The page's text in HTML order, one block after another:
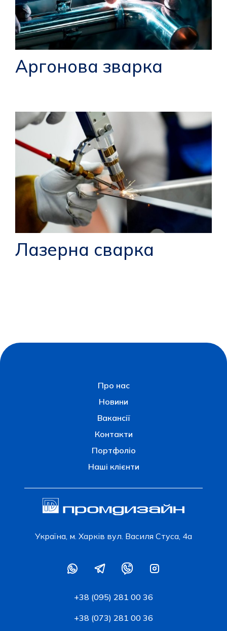
Аргонова зварка
Лазерна сварка
Про нас
Новини
Вакансії
Контакти
Портфоліо
Наші клієнти
Українa, м. Харків вул. Василя Стуса, 4а
+38 (095) 281 00 36
+38 (073) 281 00 36